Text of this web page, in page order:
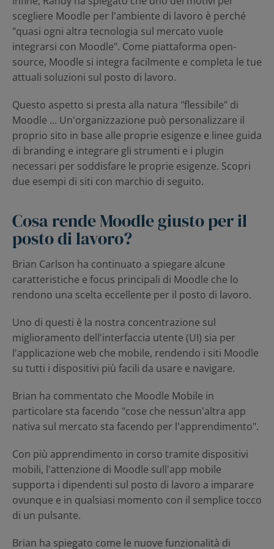
scegliere Moodle per l'ambiente di lavoro è perché
"quasi ogni altra tecnologia sul mercato vuole
integrarsi con Moodle". Come piattaforma open-
source, Moodle si integra facilmente e completa le tue
attuali soluzioni sul posto di lavoro.
Questo aspetto si presta alla natura "flessibile" di
Moodle ... Un'organizzazione può personalizzare il
proprio sito in base alle proprie esigenze e linee guida
di branding e integrare gli strumenti e i plugin
necessari per soddisfare le proprie esigenze. Scopri
due esempi di siti con marchio di seguito.
Cosa rende Moodle giusto per il
posto di lavoro?
Brian Carlson ha continuato a spiegare alcune
caratteristiche e focus principali di Moodle che lo
rendono una scelta eccellente per il posto di lavoro.
Uno di questi è la nostra concentrazione sul
miglioramento dell'interfaccia utente (UI) sia per
l'applicazione web che mobile, rendendo i siti Moodle
su tutti i dispositivi più facili da usare e navigare.
Brian ha commentato che Moodle Mobile in
particolare sta facendo "cose che nessun'altra app
nativa sul mercato sta facendo per l'apprendimento".
Con più apprendimento in corso tramite dispositivi
mobili, l'attenzione di Moodle sull'app mobile
supporta i dipendenti sul posto di lavoro a imparare
ovunque e in qualsiasi momento con il semplice tocco
di un pulsante.
Brian ha spiegato come le nuove funzionalità di